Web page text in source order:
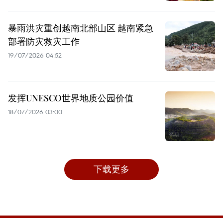
暴雨洪灾重创越南北部山区 越南紧急
部署防灾救灾工作
19/07/2026 04:52
发挥UNESCO世界地质公园价值
18/07/2026 03:00
下载更多